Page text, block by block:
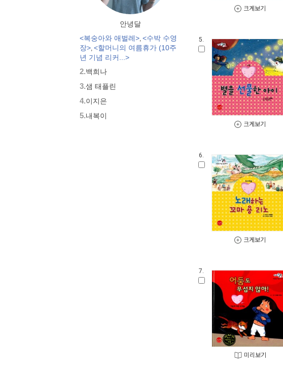
비룡소 전래동화
도토리 계절 그림책
옛이야기 그림책 까치호랑이
모두가 친구
벨 이마주
네버랜드 우리 걸작 그림책
비룡소 아기 그림책
세밀화로 그린 보리 아기그림책
붙여도 붙여도 스티커왕
국시꼬랭이 동네
안녕달
<복숭아와 애벌레>, <수박 수영
장>, <할머니의 여름휴가 (10주
년 기념 리커...>
2.백희나
3.샘 태플린
4.이지은
5.내복이
크게보기
5.
크게보기
6.
크게보기
7.
미리보기